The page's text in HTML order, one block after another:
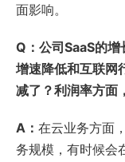
面影响。
Q：公司SaaS的
增速降低和互联网
减了？利润率方面
A： 在云业务方面
务规模，有时候会